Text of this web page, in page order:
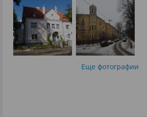
Еще фотографии